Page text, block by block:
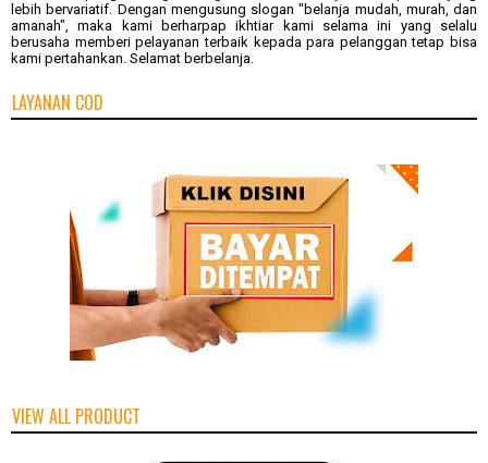
lebih bervariatif. Dengan mengusung slogan "belanja mudah, murah, dan
amanah", maka kami berharpap ikhtiar kami selama ini yang selalu
berusaha memberi pelayanan terbaik kepada para pelanggan tetap bisa
kami pertahankan. Selamat berbelanja.
LAYANAN COD
VIEW ALL PRODUCT